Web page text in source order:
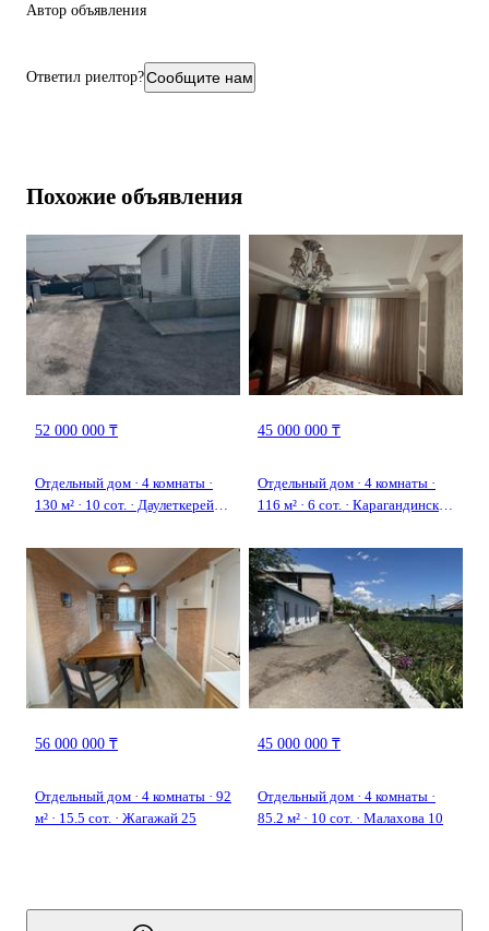
Автор объявления
Ответил риелтор?Сообщите нам
Похожие объявления
52 000 000 ₸
Отдельный дом · 4 комнаты ·
130 м² · 10 сот. · Даулеткерей
45 000 000 ₸
Отдельный дом · 4 комнаты ·
116 м² · 6 сот. · Карагандинская
56 000 000 ₸
Отдельный дом · 4 комнаты · 92
м² · 15.5 сот. · Жагажай 25
45 000 000 ₸
Отдельный дом · 4 комнаты ·
85.2 м² · 10 сот. · Малахова 10